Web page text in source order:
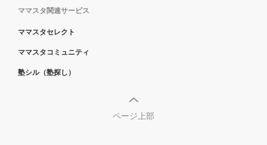
ママスタ関連サービス
ママスタセレクト
ママスタコミュニティ
塾シル（塾探し）
ページ上部